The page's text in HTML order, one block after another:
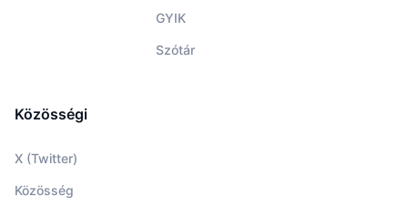
GYIK
Szótár
Közösségi
X (Twitter)
Közösség